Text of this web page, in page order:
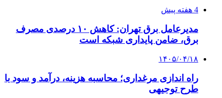
پیوندها
خرید بهترین قهوه | خرید قهوه | قهوه گرنیکا کافی
صندوق طلا
وام فوری
بازار و کسب و کار
3 هفته پیش